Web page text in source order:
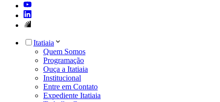
Itatiaia
Quem Somos
Programação
Ouça a Itatiaia
Institucional
Entre em Contato
Expediente Itatiaia